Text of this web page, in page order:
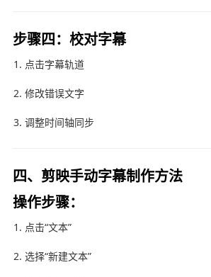
步骤四：校对字幕
点击字幕轨道
修改错误文字
调整时间轴同步
四、剪映手动字幕制作方法
操作步骤：
点击“文本”
选择“新建文本”